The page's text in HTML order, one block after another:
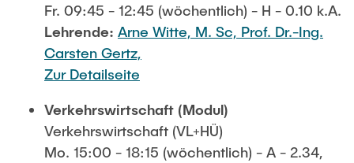
Fr. 09:45 - 12:45 (wöchentlich) - H - 0.10 k.A.
Lehrende: Arne Witte, M. Sc, Prof. Dr.-Ing.
Carsten Gertz,
Zur Detailseite
Verkehrswirtschaft (Modul)
Verkehrswirtschaft (VL+HÜ)
Mo. 15:00 - 18:15 (wöchentlich) - A - 2.34,